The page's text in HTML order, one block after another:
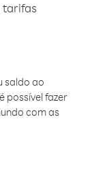
tarifas
saldo ao
possível fazer
com as